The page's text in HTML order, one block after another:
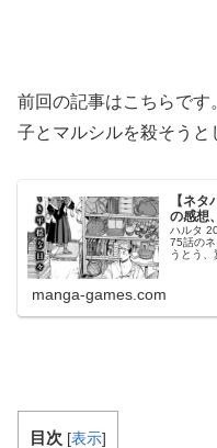
前回の記事はこちらで
子とマルシルを殺そうと
【ネ
の感想
ハルタ
75話の
うとう
manga-games.com
目次 [表示]